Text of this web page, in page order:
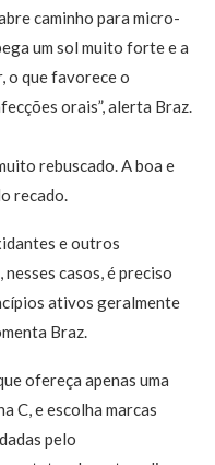
caminho para micro-
um sol muito forte e a
o que favorece o
orais”, alerta Braz.
rebuscado. A boa e
recado.
e outros
casos, é preciso
ativos geralmente
Braz.
ofereça apenas uma
C, e escolha marcas
pelo